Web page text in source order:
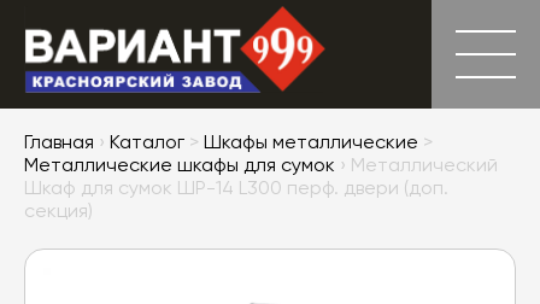
Главная › Каталог > Шкафы металлические >
Металлические шкафы для сумок › Металлический
Шкаф для сумок ШР-14 L300 перф. двери (доп.
секция)